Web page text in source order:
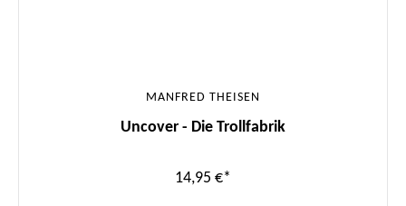
MANFRED THEISEN
Uncover - Die Trollfabrik
14,95 €*